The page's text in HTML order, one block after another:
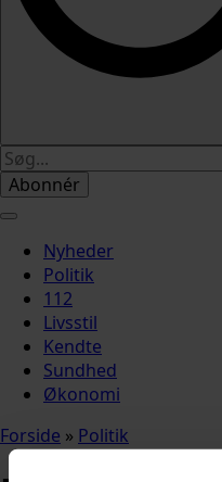
Abonnér
Nyheder
Politik
112
Livsstil
Kendte
Sundhed
Økonomi
Forside » Politik